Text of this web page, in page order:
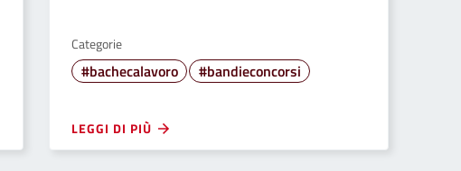
Categorie
#bachecalavoro #bandieconcorsi
LEGGI DI PIÙ